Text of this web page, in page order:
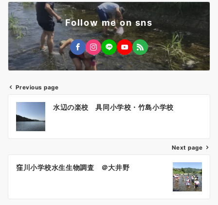
Follow me on sns
投
稿
ナ
ビ
シ
ン
Previous page
水辺の楽校 具同小学校・竹島小学校
Next page
窪川小学校水生生物調査 ＠大井野